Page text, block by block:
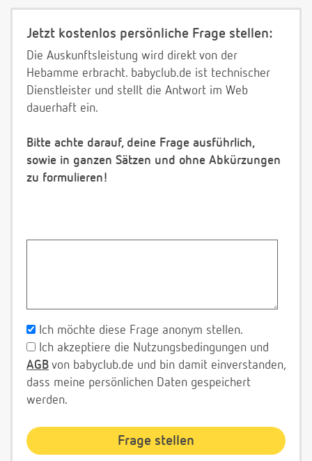
Jetzt kostenlos persönliche Frage stellen:
Die Auskunftsleistung wird direkt von der
Hebamme erbracht. babyclub.de ist technischer
Dienstleister und stellt die Antwort im Web
dauerhaft ein.
Bitte achte darauf, deine Frage ausführlich,
sowie in ganzen Sätzen und ohne Abkürzungen
zu formulieren!
Ich möchte diese Frage anonym stellen.
Ich akzeptiere die Nutzungsbedingungen und
AGB von babyclub.de und bin damit einverstanden,
dass meine persönlichen Daten gespeichert
werden.